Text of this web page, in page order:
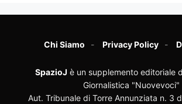
Chi Siamo Privacy Policy
SpazioJ è un supplemento editoriale
Giornalistica "Nuovevoci"
Aut. Tribunale di Torre Annunziata n. 3